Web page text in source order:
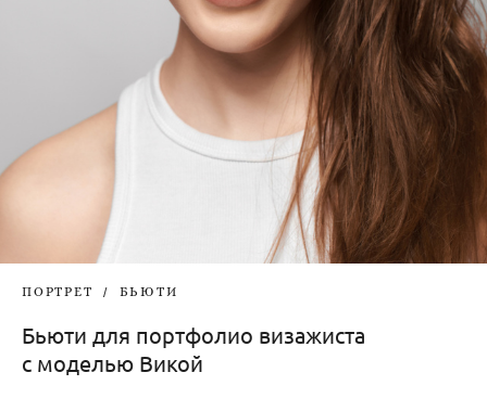
ПОРТРЕТ БЬЮТИ
Бьюти для портфолио визажиста
с моделью Викой